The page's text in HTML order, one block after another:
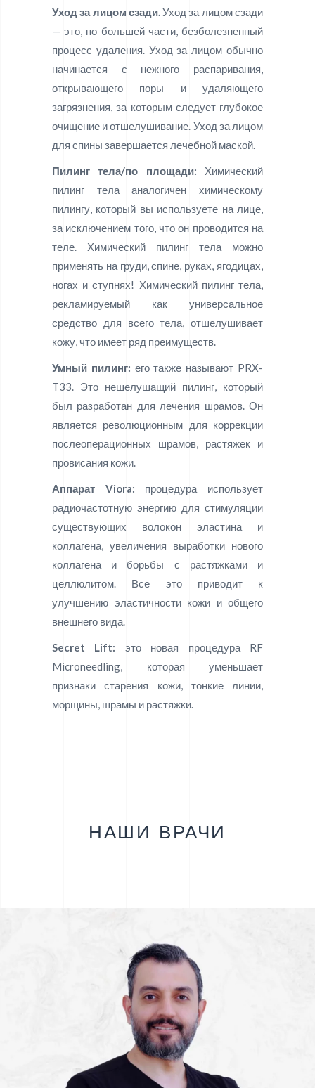
Уход за лицом сзади.Уход за лицом сзади
— это, по большей части, безболезненный
процесс удаления. Уход за лицом обычно
начинается с нежного распаривания,
открывающего поры и удаляющего
загрязнения, за которым следует глубокое
очищение и отшелушивание. Уход за лицом
для спины завершается лечебной маской.
Пилинг тела/по площади: Химический
пилинг тела аналогичен химическому
пилингу, который вы используете на лице,
за исключением того, что он проводится на
теле. Химический пилинг тела можно
применять на груди, спине, руках, ягодицах,
ногах и ступнях! Химический пилинг тела,
рекламируемый как универсальное
средство для всего тела, отшелушивает
кожу, что имеет ряд преимуществ.
Умный пилинг: его также называют PRX-
T33. Это нешелушащий пилинг, который
был разработан для лечения шрамов. Он
является революционным для коррекции
послеоперационных шрамов, растяжек и
провисания кожи.
Аппарат Viora: процедура использует
радиочастотную энергию для стимуляции
существующих волокон эластина и
коллагена, увеличения выработки нового
коллагена и борьбы с растяжками и
целлюлитом. Все это приводит к
улучшению эластичности кожи и общего
внешнего вида.
Secret Lift: это новая процедура RF
Microneedling, которая уменьшает
признаки старения кожи, тонкие линии,
морщины, шрамы и растяжки.
НАШИ ВРАЧИ